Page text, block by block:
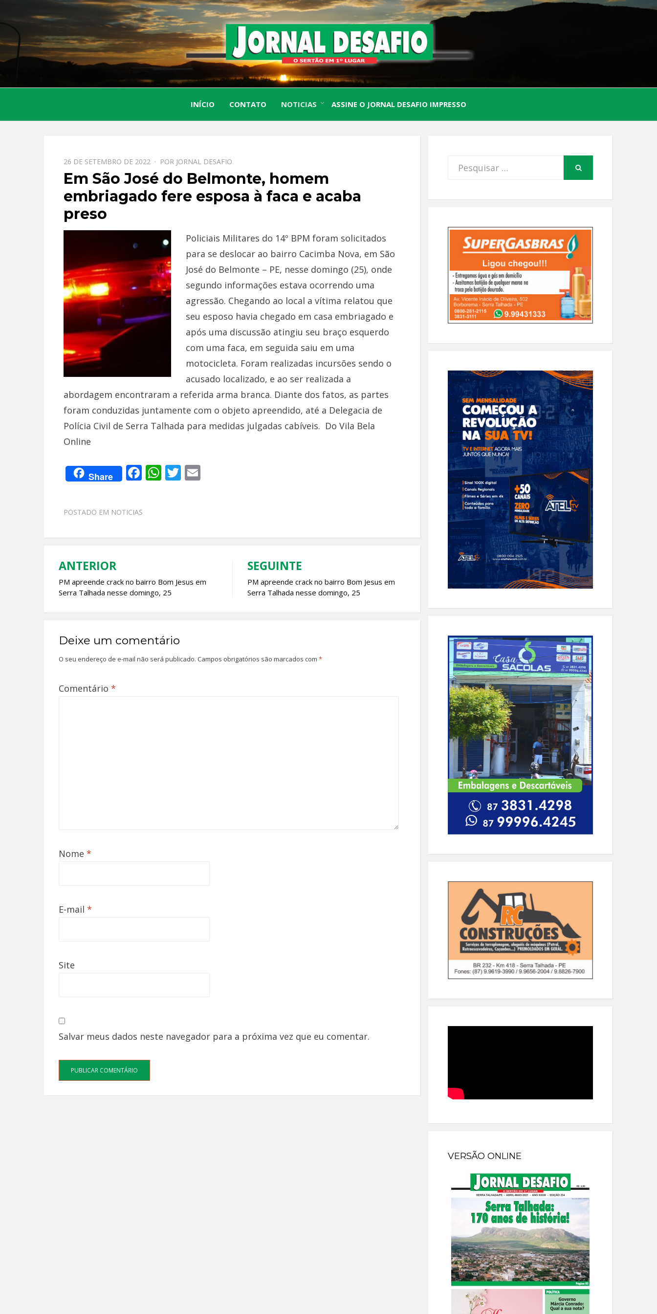
JORNAL
DESAFIO
O Sertão em 1º Lugar
INÍCIO CONTATO NOTICIAS ASSINE O JORNAL DESAFIO IMPRESSO
PPOSTADO
EM
26 DE SETEMBRO DE 2022 POR JORNAL DESAFIO
Em São José do Belmonte, homem
embriagado fere esposa à faca e acaba
preso
Policiais Militares do 14º BPM foram solicitados
para se deslocar ao bairro Cacimba Nova, em São
José do Belmonte – PE, nesse domingo (25), onde
segundo informações estava ocorrendo uma
agressão. Chegando ao local a vítima relatou que
seu esposo havia chegado em casa embriagado e
após uma discussão atingiu seu braço esquerdo
com uma faca, em seguida saiu em uma
motocicleta. Foram realizadas incursões sendo o
acusado localizado, e ao ser realizada a
abordagem encontraram a referida arma branca. Diante dos fatos, as partes
foram conduzidas juntamente com o objeto apreendido, até a Delegacia de
Polícia Civil de Serra Talhada para medidas julgadas cabíveis. Do Vila Bela
Online
Share F
b
o
W
A
T E
POSTADO EM NOTICIAS
Navegação
de
ANTERIOR
PM apreende crack no bairro Bom Jesus em
Serra Talhada nesse domingo, 25
SEGUINTE
PM apreende crack no bairro Bom Jesus em
Serra Talhada nesse domingo, 25
Deixe um comentário
O seu endereço de e-mail não será publicado. Campos obrigatórios são marcados com *
Comentário *
Nome *
E-mail *
Site
Salvar meus dados neste navegador para a próxima vez que eu comentar.
Procurar
VERSÃO ONLINE